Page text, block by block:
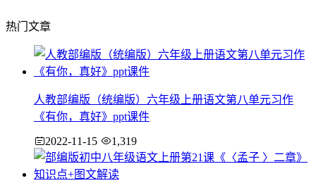
热门文章
人教部编版（统编版）六年级上册语文第八单元习作
《有你，真好》ppt课件
2022-11-15 1,319